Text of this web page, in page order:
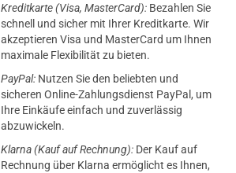
Kreditkarte (Visa, MasterCard): Bezahlen Sie
schnell und sicher mit Ihrer Kreditkarte. Wir
akzeptieren Visa und MasterCard um Ihnen
maximale Flexibilität zu bieten.
PayPal: Nutzen Sie den beliebten und
sicheren Online-Zahlungsdienst PayPal, um
Ihre Einkäufe einfach und zuverlässig
abzuwickeln.
Klarna (Kauf auf Rechnung): Der Kauf auf
Rechnung über Klarna ermöglicht es Ihnen,